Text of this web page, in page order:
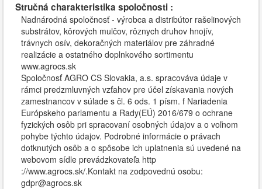
Stručná charakteristika spoločnosti :
Nadnárodná spoločnosť - výrobca a distribútor rašelinových
substrátov, kôrových mulčov, rôznych druhov hnojív,
trávnych osív, dekoračných materiálov pre záhradné
realizácie a ostatného doplnkového sortimentu
www.agrocs.sk
Spoločnosť AGRO CS Slovakia, a.s. spracováva údaje v
rámci predzmluvných vzťahov pre účel získavania nových
zamestnancov v súlade s čl. 6 ods. 1 písm. f Nariadenia
Európskeho parlamentu a Rady(EÚ) 2016/679 o ochrane
fyzických osôb pri spracovaní osobných údajov a o voľnom
pohybe týchto údajov. Podrobné informácie o právach
dotknutých osôb a o spôsobe ich uplatnenia sú uvedené na
webovom sídle prevádzkovateľa http
://www.agrocs.sk/.Kontakt na zodpovednú osobu:
gdpr@agrocs.sk